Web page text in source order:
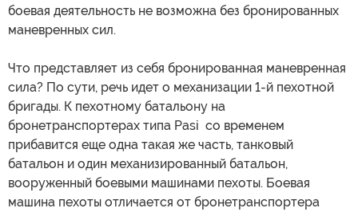
боевая деятельность не возможна без бронированных
маневренных сил.
Что представляет из себя бронированная маневренная
сила? По сути, речь идет о механизации 1-й пехотной
бригады. К пехотному батальону на
бронетранспортерах типа Pasi со временем
прибавится еще одна такая же часть, танковый
батальон и один механизированный батальон,
вооруженный боевыми машинами пехоты. Боевая
машина пехоты отличается от бронетранспортера